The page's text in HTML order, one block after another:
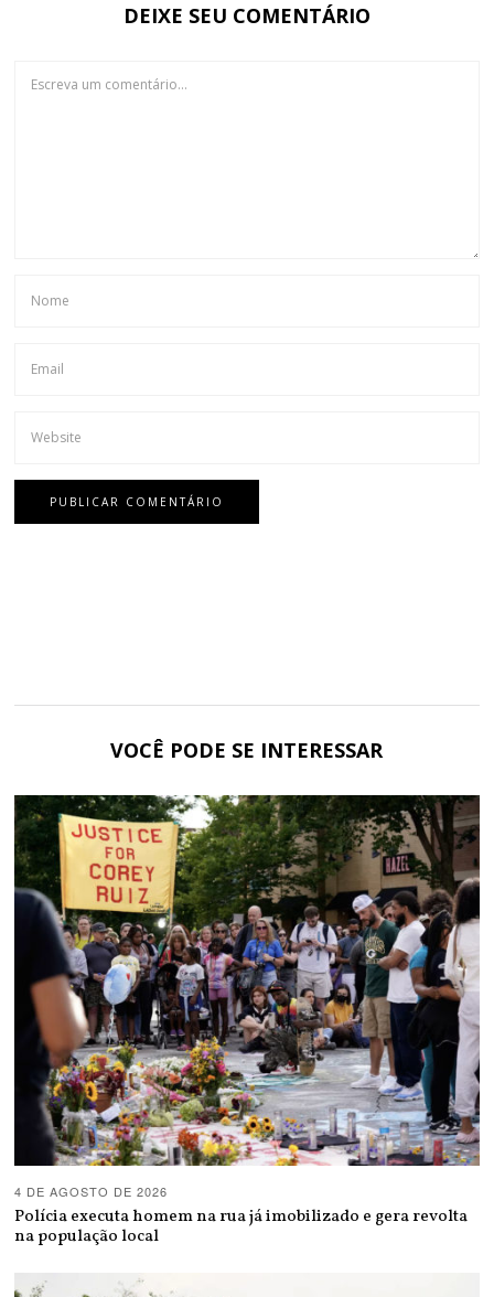
DEIXE SEU COMENTÁRIO
VOCÊ PODE SE INTERESSAR
4 DE AGOSTO DE 2026
Polícia executa homem na rua já imobilizado e gera revolta
na população local